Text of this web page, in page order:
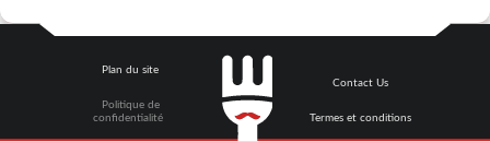
quinoa petit déjeuner méditerranéen
Plan du site
Politique de
confidentialité
Contact Us
Termes et conditions